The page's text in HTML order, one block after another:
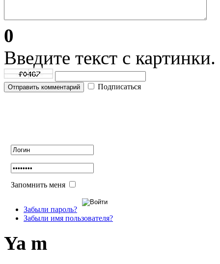
0
Введите текст с
Отправить комментарий Подписаться
Запомнить меня
Забыли пароль?
Забыли имя пользователя?
Ya m